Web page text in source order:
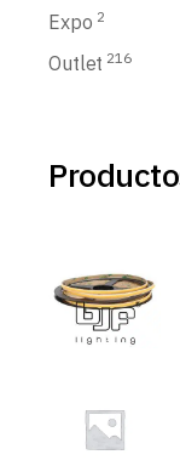
Expo 2
Outlet 216